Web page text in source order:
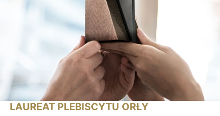
LAUREAT PLEBISCYTU ORŁY